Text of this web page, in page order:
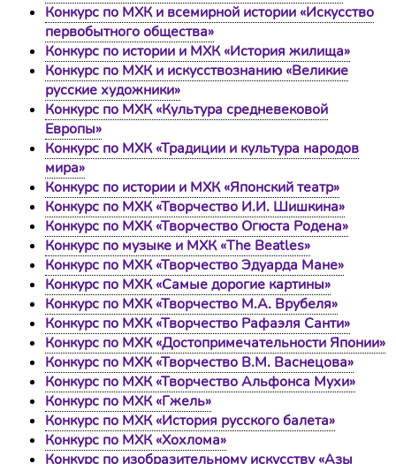
Конкурс по МХК и всемирной истории «Искусство
первобытного общества»
Конкурс по истории и МХК «История жилища»
Конкурс по МХК и искусствознанию «Великие
русские художники»
Конкурс по МХК «Культура средневековой
Европы»
Конкурс по МХК «Традиции и культура народов
мира»
Конкурс по истории и МХК «Японский театр»
Конкурс по МХК «Творчество И.И. Шишкина»
Конкурс по МХК «Творчество Огюста Родена»
Конкурс по музыке и МХК «The Beatles»
Конкурс по МХК «Творчество Эдуарда Мане»
Конкурс по МХК «Самые дорогие картины»
Конкурс по МХК «Творчество М.А. Врубеля»
Конкурс по МХК «Творчество Рафаэля Санти»
Конкурс по МХК «Достопримечательности Японии»
Конкурс по МХК «Творчество В.М. Васнецова»
Конкурс по МХК «Творчество Альфонса Мухи»
Конкурс по МХК «Гжель»
Конкурс по МХК «История русского балета»
Конкурс по МХК «Хохлома»
Конкурс по изобразительному искусству «Азы